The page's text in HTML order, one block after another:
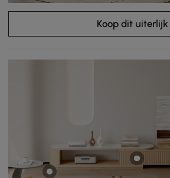
Koop dit uiterlijk